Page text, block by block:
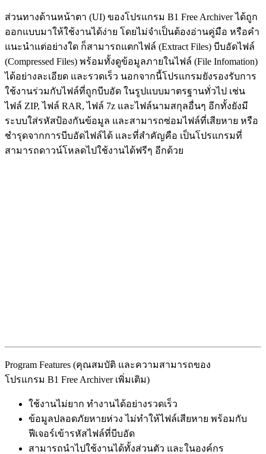
ส่วนทางด้านหน้าตา (UI) ของโปรแกรม B1 Free Archiver ได้ถูก
ออกแบบมาให้ใช้งานได้ง่าย โดยไม่จำเป็นต้องอ่านคู่มือ หรือคำ
แนะนำแต่อย่างใด ก็สามารถแตกไฟล์ (Extract Files) บีบอัดไฟล์
(Compressed Files) พร้อมทั้งดูข้อมูลภายในไฟล์ (File Infomation)
ได้อย่างละเอียด และรวดเร็ว นอกจากนี้โปรแกรมยังรองรับการ
ใช้งานร่วมกับไฟล์ที่ถูกบีบอัด ในรูปแบบมาตรฐานทั่วไป เช่น
ไฟล์ ZIP, ไฟล์ RAR, ไฟล์ 7z และไฟล์นามสกุลอื่นๆ อีกทั้งยังมี
ระบบใส่รหัสป้องกันข้อมูล และสามารถซ่อมไฟล์ที่เสียหาย หรือ
ชำรุดจากการบีบอัดไฟล์ได้ และที่สำคัญคือ เป็นโปรแกรมที่
สามารถดาวน์โหลดไปใช้งานได้ฟรีๆ อีกด้วย
Program Features (คุณสมบัติ และความสามารถของ
โปรแกรม B1 Free Archiver เพิ่มเติม)
ใช้งานไม่ยาก ทำงานได้อย่างรวดเร็ว
ข้อมูลปลอดภัยหายห่วง ไม่ทำให้ไฟล์เสียหาย พร้อมกับ
ฟีเจอร์เข้ารหัสไฟล์ที่บีบอัด
สามารถนำไปใช้งานได้ทั้งส่วนตัว และในองค์กร